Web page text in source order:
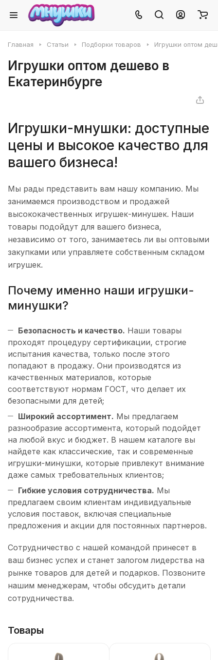
Главная Статьи Подборки товаров Игрушки оптом
Игрушки оптом дешево в
Екатеринбурге
Игрушки-мнушки: доступные
цены и высокое качество для
вашего бизнеса!
Мы рады представить вам нашу компанию. Мы
занимаемся производством и продажей
высококачественных игрушек-минушек. Наши
товары подойдут для вашего бизнеса,
независимо от того, занимаетесь ли вы оптовыми
закупками или управляете собственным складом
игрушек.
Почему именно наши игрушки-
минушки?
Безопасность и качество. Наши товары
проходят процедуру сертификации, строгие
испытания качества, только после этого
попадают в продажу. Они производятся из
качественных материалов, которые
соответствуют нормам ГОСТ, что делает их
безопасными для детей;
Широкий ассортимент. Мы предлагаем
разнообразие ассортимента, который подойдет
на любой вкус и бюджет. В нашем каталоге вы
найдете как классические, так и современные
игрушки-минушки, которые привлекут внимание
даже самых требовательных клиентов;
Гибкие условия сотрудничества. Мы
предлагаем своим клиентам индивидуальные
условия поставок, включая специальные
предложения и акции для постоянных партнеров.
Сотрудничество с нашей командой принесет в
ваш бизнес успех и станет залогом лидерства на
рынке товаров для детей и подарков. Позвоните
нашим менеджерам, чтобы обсудить детали
сотрудничества.
Товары